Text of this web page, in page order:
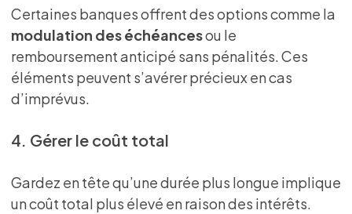
Certaines banques offrent des options comme la
modulation des échéancesou le
remboursement anticipé sans pénalités. Ces
éléments peuvent s’avérer précieux en cas
d’imprévus.
4. Gérer le coût total
Gardez en tête qu’une durée plus longue implique
un coût total plus élevé en raison des intérêts.